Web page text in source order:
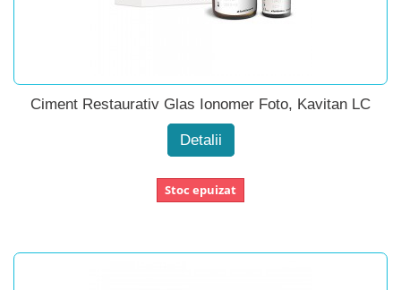
Ciment Restaurativ Glas Ionomer Foto, Kavitan LC
Detalii
Stoc epuizat